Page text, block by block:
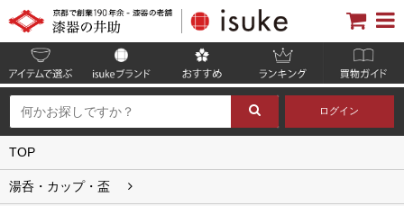
ログイン
TOP
湯呑・カップ・盃